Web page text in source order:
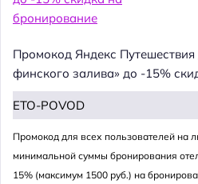
Промокод Яндекс
финского залива» до -15%
ETO-POVOD
Промокод для всех пользователей на
минимальной суммы бронирования
15% (максимум 1500 руб.) на